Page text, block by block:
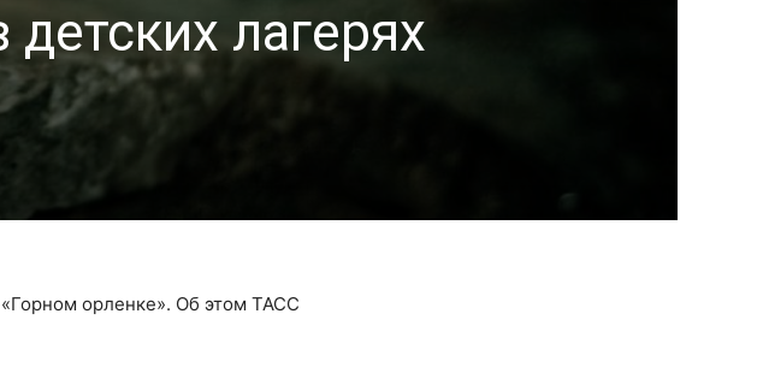
лагерях
«Горном орленке». Об этом ТАСС